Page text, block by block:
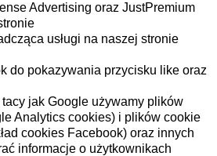
Advertising oraz JustPremium
usługi na naszej stronie
do pokazywania przycisku like oraz
jak Google używamy plików
Analytics cookies) i plików cookie
cookies Facebook) oraz innych
informacje o użytkownikach